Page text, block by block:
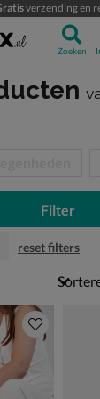
verzending en
Zoeken
Filter
reset filters